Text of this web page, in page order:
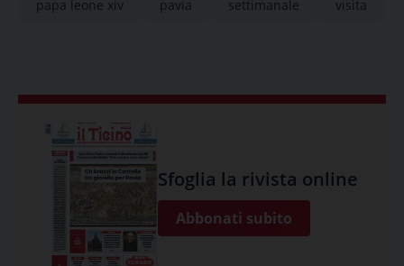
papa leone xiv pavia settimanale visita
Sfoglia la rivista online
Abbonati subito